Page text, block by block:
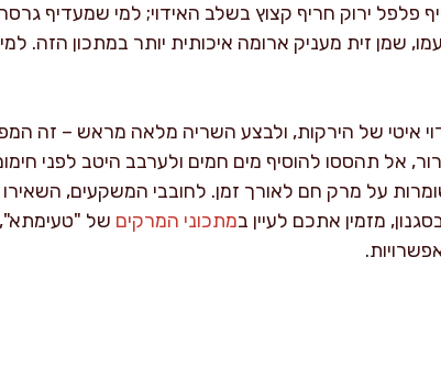
פלפל ירוק חריף קצוץ בשלב האידוי; למי שמעדיף
שמן זית מעניק ארומה איכותית יותר במתכון הזה.
איטי של הירקות, ולבצע השריה מלאה מראש – זה
אל תהססו להוסיף מים חמים ולערבב היטב לפני
על מרק חם לאורך זמן. לחובבי המשקעים, השאירו
מזמין אתכם לעיין במתכוני המרקים של "טעימתא",